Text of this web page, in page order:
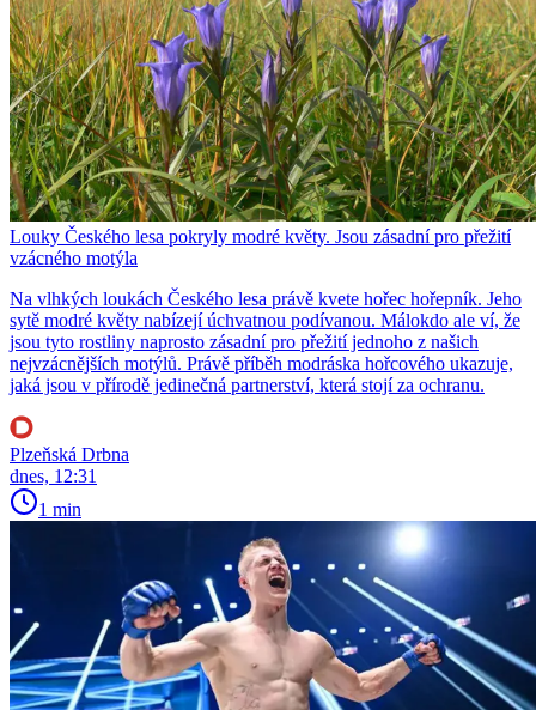
Louky Českého lesa pokryly modré květy. Jsou zásadní pro přežití
vzácného motýla
Na vlhkých loukách Českého lesa právě kvete hořec hořepník. Jeho
sytě modré květy nabízejí úchvatnou podívanou. Málokdo ale ví, že
jsou tyto rostliny naprosto zásadní pro přežití jednoho z našich
nejvzácnějších motýlů. Právě příběh modráska hořcového ukazuje,
jaká jsou v přírodě jedinečná partnerství, která stojí za ochranu.
Plzeňská Drbna
dnes, 12:31
1 min